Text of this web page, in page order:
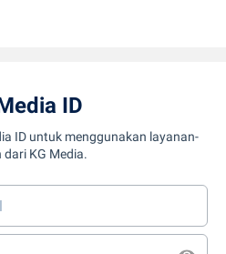
ID
ID untuk menggunakan layanan-
dari KG Media.